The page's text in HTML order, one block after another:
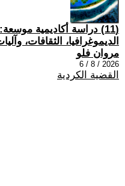
(11) دراسة أكاديمية
الديموغرافيا، الثقافات،
مروان فلو
2026 / 8 / 6
القضية الكردية